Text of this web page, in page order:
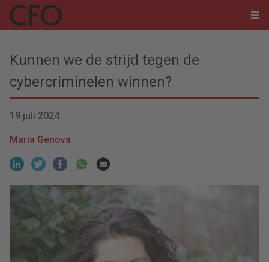
Kunnen we de strijd tegen de
cybercriminelen winnen?
19 juli 2024
Maria Genova